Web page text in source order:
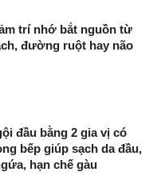
trí nhớ bắt nguồn từ
đường ruột hay não
đầu bằng 2 gia vị có
bếp giúp sạch da đầu,
hạn chế gàu